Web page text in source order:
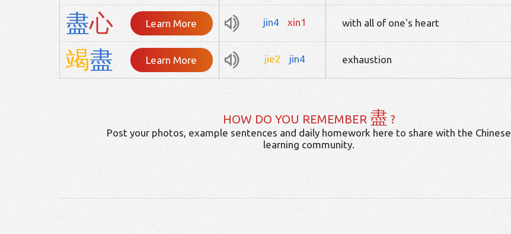
盡心 Learn More jin4 xin1 with all of one's heart
竭盡 Learn More jie2 jin4 exhaustion
HOW DO YOU REMEMBER 盡 ?
Post your photos, example sentences and daily homework here to share with the Chinese
learning community.